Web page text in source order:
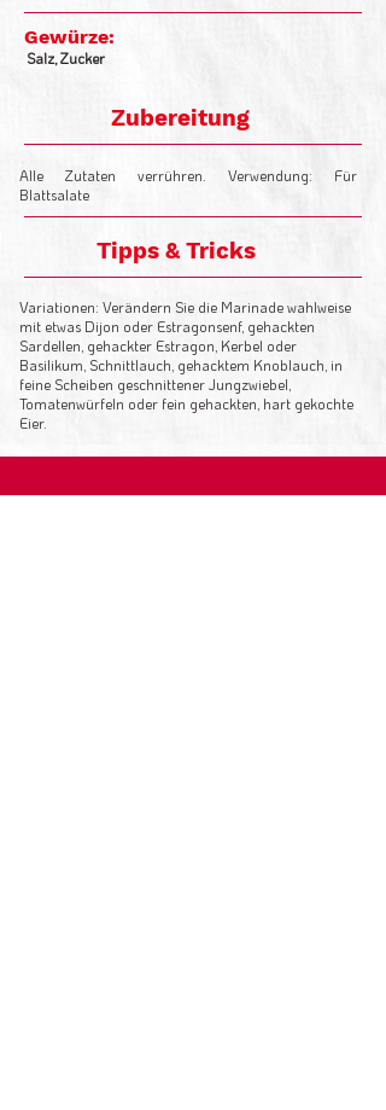
Salz, Zucker
Gewürze:
Zubereitung
Alle Zutaten verrühren. Verwendung: Für
Blattsalate
Tipps & Tricks
Variationen: Verändern Sie die Marinade wahlweise
mit etwas Dijon oder Estragonsenf, gehackten
Sardellen, gehackter Estragon, Kerbel oder
Basilikum, Schnittlauch, gehacktem Knoblauch, in
feine Scheiben geschnittener Jungzwiebel,
Tomatenwürfeln oder fein gehackten, hart gekochte
Eier.